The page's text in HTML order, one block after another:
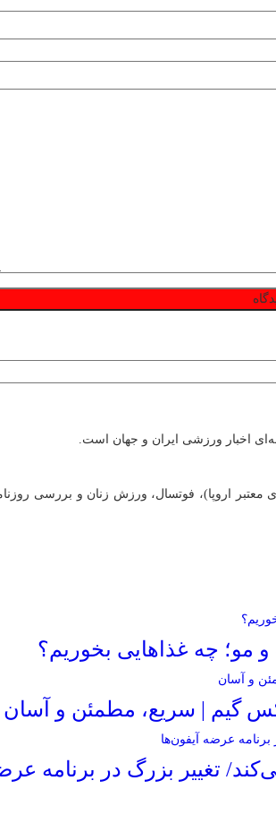
اخبار ورزشی ایران و جهان است.
معتبر اروپا)، فوتسال، ورزش زنان و بررسی
مو؛ چه غذاهایی بخوریم؟
گیم | سریع، مطمئن و آسان